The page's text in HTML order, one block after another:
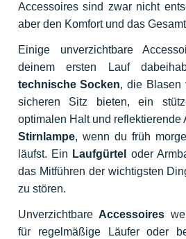
Accessoires sind zwar nicht
aber den Komfort und das
Einige unverzichtbare
deinem ersten Lauf
technische Socken, die Blasen
sicheren Sitz bieten, ein
optimalen Halt und reflektierende
Stirnlampe, wenn du früh
läufst. Ein Laufgürtel
oder
das Mitführen der wichtigsten
zu stören.
Unverzichtbare Accessoires
für regelmäßige Läufer oder